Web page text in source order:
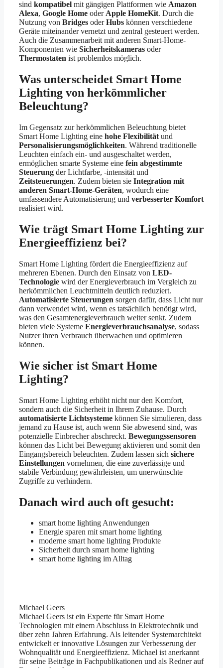
sind kompatibel mit gängigen Plattformen wie Amazon
Alexa, Google Home oder Apple HomeKit. Durch die
Nutzung von Bridges oderHubs können verschiedene
Geräte miteinander vernetzt und zentral gesteuert werden.
Auch die Zusammenarbeit mit anderen Smart-Home-
Komponenten wie Sicherheitskameras oder
Thermostaten ist problemlos möglich.
Was unterscheidet Smart Home
Lighting von herkömmlicher
Beleuchtung?
Im Gegensatz zur herkömmlichen Beleuchtung bietet
Smart Home Lighting eine hohe Flexibilität und
Personalisierungsmöglichkeiten. Während traditionelle
Leuchten einfach ein- und ausgeschaltet werden,
ermöglichen smarte Systeme eine fein abgestimmte
Steuerung der Lichtfarbe, -intensität und
Zeitsteuerungen. Zudem bieten sie Integration mit
anderen Smart-Home-Geräten, wodurch eine
umfassendere Automatisierung und verbesserter Komfort
realisiert wird.
Wie trägt Smart Home Lighting zur
Energieeffizienz bei?
Smart Home Lighting fördert die Energieeffizienz auf
mehreren Ebenen. Durch den Einsatz von LED-
Technologie wird der Energieverbrauch im Vergleich zu
herkömmlichen Leuchtmitteln deutlich reduziert.
Automatisierte Steuerungen sorgen dafür, dass Licht nur
dann verwendet wird, wenn es tatsächlich benötigt wird,
was den Gesamtenergieverbrauch weiter senkt. Zudem
bieten viele Systeme Energieverbrauchsanalyse, sodass
Nutzer ihren Verbrauch überwachen und optimieren
können.
Wie sicher ist Smart Home
Lighting?
Smart Home Lighting erhöht nicht nur den Komfort,
sondern auch die Sicherheit in Ihrem Zuhause. Durch
automatisierte Lichtsysteme können Sie simulieren, dass
jemand zu Hause ist, auch wenn Sie abwesend sind, was
potenzielle Einbrecher abschreckt. Bewegungssensoren
können das Licht bei Bewegung aktivieren und somit den
Eingangsbereich beleuchten. Zudem lassen sich sichere
Einstellungen vornehmen, die eine zuverlässige und
stabile Verbindung gewährleisten, um unerwünschte
Zugriffe zu verhindern.
Danach wird auch oft gesucht:
smart home lighting Anwendungen
Energie sparen mit smart home lighting
moderne smart home lighting Produkte
Sicherheit durch smart home lighting
smart home lighting im Alltag
Michael Geers
Michael Geers ist ein Experte für Smart Home
Technologien mit einem Abschluss in Elektrotechnik und
über zehn Jahren Erfahrung. Als leitender Systemarchitekt
entwickelt er innovative Lösungen zur Verbesserung der
Wohnqualität und Energieeffizienz. Michael ist anerkannt
für seine Beiträge in Fachpublikationen und als Redner auf